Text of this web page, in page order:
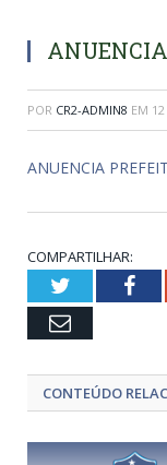
POR CR2-ADMIN8 EM
ANUENCIA
COMPARTILHAR:
Twitter
Email
CONTEÚDO